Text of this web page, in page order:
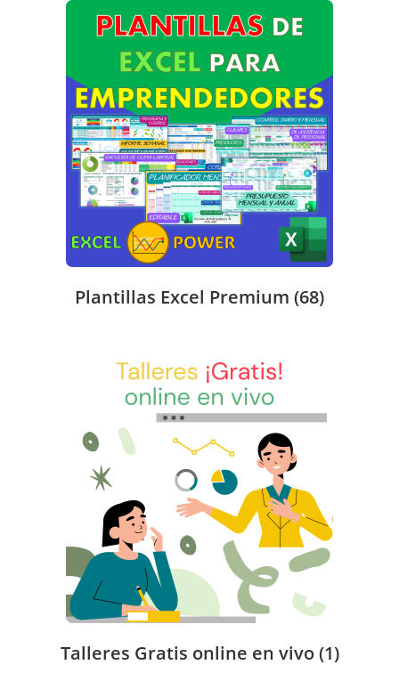
Plantillas Excel Premium (68)
Talleres Gratis online en vivo(1)